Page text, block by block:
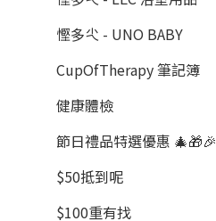
慳多尐 - UNO BABY
CupOfTherapy 筆記簿
健康體檢
節日禮品特選優惠 🎄🎁🎉
$50抵到呢
$100重有找